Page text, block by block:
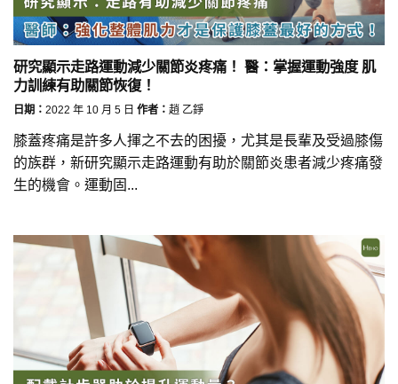
研究顯示走路運動減少關節炎疼痛！ 醫：掌握運動強度 肌
力訓練有助關節恢復！
日期： 2022 年 10 月 5 日 作者： 趙 乙錚
膝蓋疼痛是許多人揮之不去的困擾，尤其是長輩及受過膝傷
的族群，新研究顯示走路運動有助於關節炎患者減少疼痛發
生的機會。運動固...